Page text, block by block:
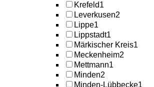
Krefeld1
Leverkusen2
Lippe1
Lippstadt1
Märkischer Kreis1
Meckenheim2
Mettmann1
Minden2
Minden-Lübbecke1